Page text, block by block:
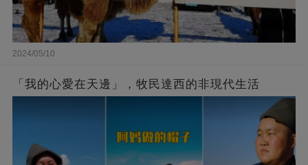
2024/05/10
「我的心愛在天邊」，牧民達西的非現代生活